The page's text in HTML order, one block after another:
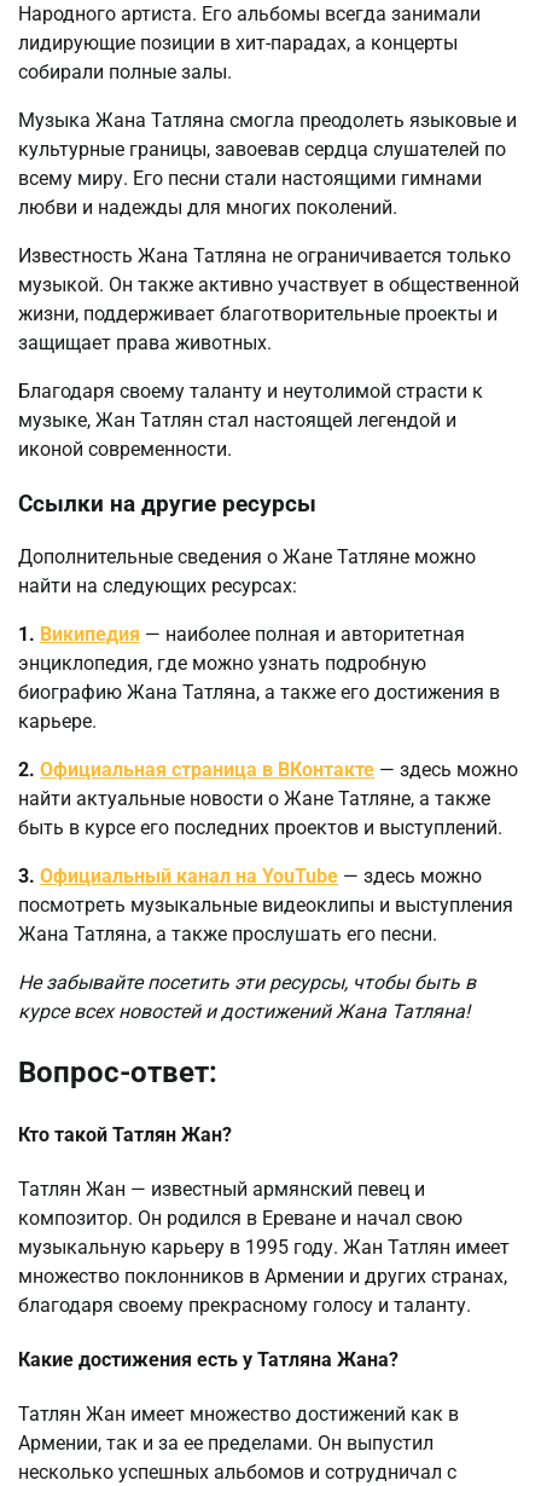
Народного артиста. Его альбомы всегда занимали
лидирующие позиции в хит-парадах, а концерты
собирали полные залы.
Музыка Жана Татляна смогла преодолеть языковые и
культурные границы, завоевав сердца слушателей по
всему миру. Его песни стали настоящими гимнами
любви и надежды для многих поколений.
Известность Жана Татляна не ограничивается только
музыкой. Он также активно участвует в общественной
жизни, поддерживает благотворительные проекты и
защищает права животных.
Благодаря своему таланту и неутолимой страсти к
музыке, Жан Татлян стал настоящей легендой и
иконой современности.
Ссылки на другие ресурсы
Дополнительные сведения о Жане Татляне можно
найти на следующих ресурсах:
1. Википедия — наиболее полная и авторитетная
энциклопедия, где можно узнать подробную
биографию Жана Татляна, а также его достижения в
карьере.
2. Официальная страница в ВКонтакте — здесь можно
найти актуальные новости о Жане Татляне, а также
быть в курсе его последних проектов и выступлений.
3. Официальный канал на YouTube — здесь можно
посмотреть музыкальные видеоклипы и выступления
Жана Татляна, а также прослушать его песни.
Не забывайте посетить эти ресурсы, чтобы быть в
курсе всех новостей и достижений Жана Татляна!
Вопрос-ответ:
Кто такой Татлян Жан?
Татлян Жан — известный армянский певец и
композитор. Он родился в Ереване и начал свою
музыкальную карьеру в 1995 году. Жан Татлян имеет
множество поклонников в Армении и других странах,
благодаря своему прекрасному голосу и таланту.
Какие достижения есть у Татляна Жана?
Татлян Жан имеет множество достижений как в
Армении, так и за ее пределами. Он выпустил
несколько успешных альбомов и сотрудничал с